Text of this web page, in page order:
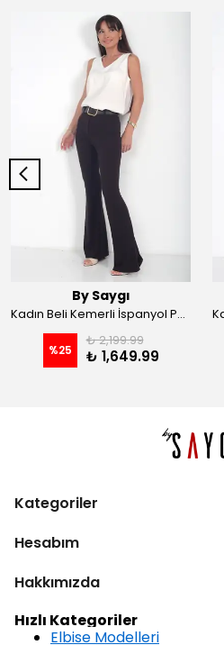
By Saygı
Kadın Beli Kemerli İspanyol Paça Likralı Krep Pantolon - Kahve
%25
₺ 2,199.99
₺ 1,649.99
Kategoriler
Hesabım
Hakkımızda
Hızlı Kategoriler
Elbise Modelleri